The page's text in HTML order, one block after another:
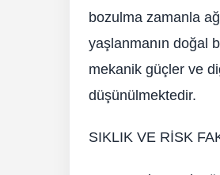
bozulma zamanla
yaşlanmanın doğal
mekanik güçler ve
düşünülmektedir.
SIKLIK VE RİSK